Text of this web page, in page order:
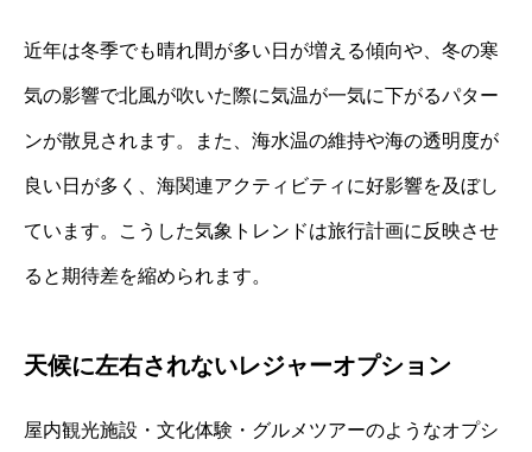
近年は冬季でも晴れ間が多い日が増える傾向や、冬の寒
気の影響で北風が吹いた際に気温が一気に下がるパター
ンが散見されます。また、海水温の維持や海の透明度が
良い日が多く、海関連アクティビティに好影響を及ぼし
ています。こうした気象トレンドは旅行計画に反映させ
ると期待差を縮められます。
天候に左右されないレジャーオプション
屋内観光施設・文化体験・グルメツアーのようなオプシ